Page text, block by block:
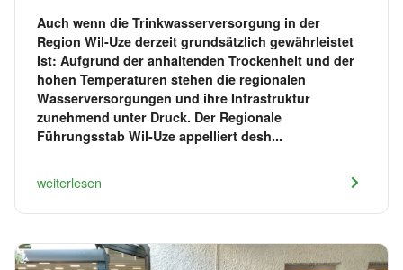
Auch wenn die Trinkwasserversorgung in der
Region Wil-Uze derzeit grundsätzlich gewährleistet
ist: Aufgrund der anhaltenden Trockenheit und der
hohen Temperaturen stehen die regionalen
Wasserversorgungen und ihre Infrastruktur
zunehmend unter Druck. Der Regionale
Führungsstab Wil-Uze appelliert desh...
weiterlesen